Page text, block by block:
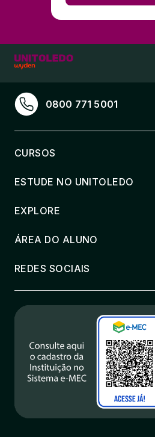
0800 771 5001
CURSOS
ESTUDE NO UNITOLEDO
EXPLORE
ÁREA DO ALUNO
REDES SOCIAIS